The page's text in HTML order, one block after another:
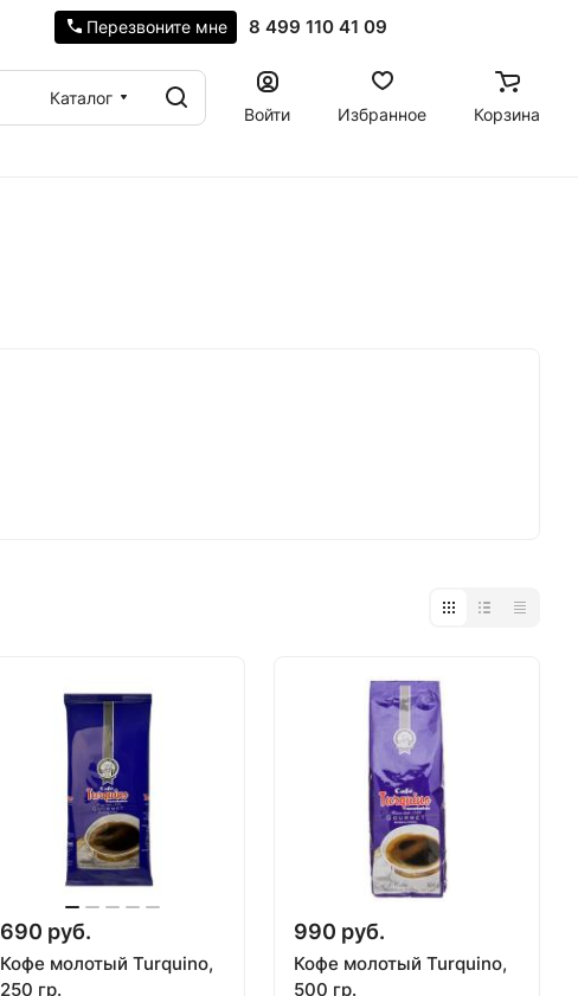
8 499 110 41 09
Перезвоните мне
Каталог
Войти
Избранное Корзина
690 руб.
Кофе молотый Turquino,
250 гр.
990 руб.
Кофе молотый Turquino,
500 гр.